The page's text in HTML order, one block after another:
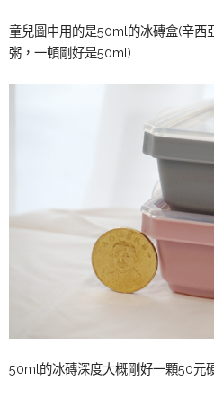
童兒圖中用的是50ml的冰磚盒(辛西
粥，一頓剛好是50ml)
50ml的冰磚深度大概剛好一顆50元